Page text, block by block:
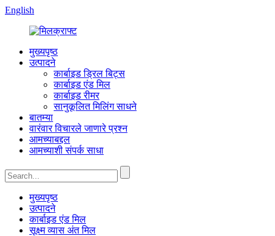
English
मुख्यपृष्ठ
उत्पादने
कार्बाइड ड्रिल बिट्स
कार्बाइड एंड मिल
कार्बाइड रीमर
सानुकूलित मिलिंग साधने
बातम्या
वारंवार विचारले जाणारे प्रश्न
आमच्याबद्दल
आमच्याशी संपर्क साधा
मुख्यपृष्ठ
उत्पादने
कार्बाइड एंड मिल
सूक्ष्म व्यास अंत मिल